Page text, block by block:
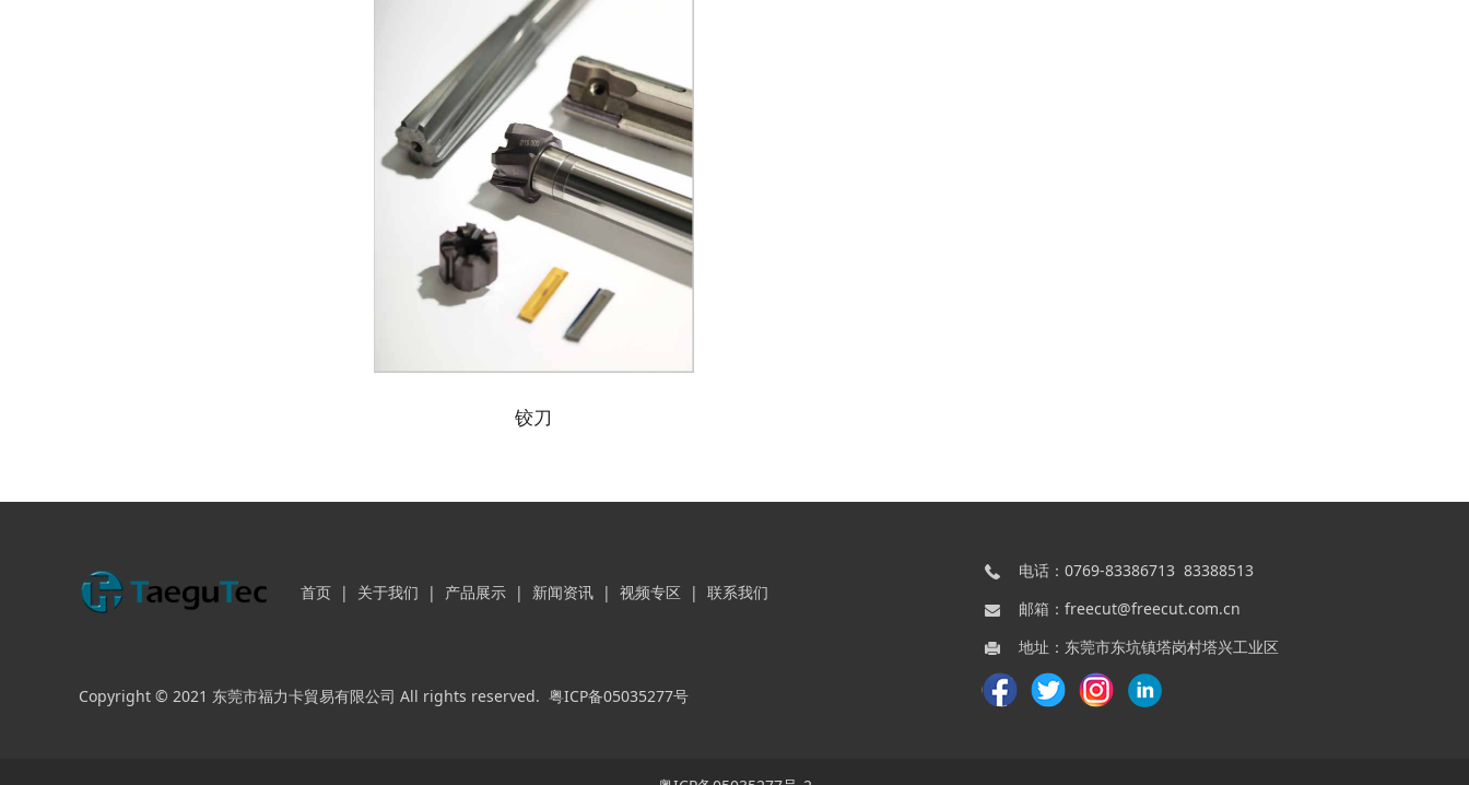
铰刀
首页 | 关于我们 | 产品展示 | 新闻资讯 | 视频专区 | 联系我们
Copyright © 2021 东莞市福力卡貿易有限公司 All rights reserved. 粤ICP备05035277号
电话：0769-83386713 83388513
邮箱：freecut@freecut.com.cn
地址：东莞市东坑镇塔岗村塔兴工业区